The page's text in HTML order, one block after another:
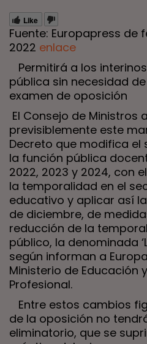
Like
Fuente: Europapress de
2022 enlace
Permitirá a los
pública sin necesidad
examen de oposición
El Consejo de Ministros
previsiblemente este
Decreto que modifica el
la función pública
2022, 2023 y 2024, con
la temporalidad en el
educativo y aplicar así la
de diciembre, de
reducción de la
público, la denominada
según informan a
Ministerio de Educación
Profesional.
Entre estos cambios
de la oposición no
eliminatorio, que se